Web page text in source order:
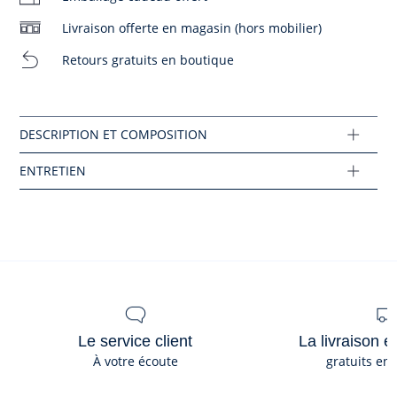
Livraison offerte en magasin (hors mobilier)
Retours gratuits en boutique
- Slip intégré en maille confortable permettant un séchage
rapide
Composition :
Réf : 2042292
Ce produit peut-être recyclé.
En savoir plus
Le service client
À votre écoute
La livraison
gratuits en